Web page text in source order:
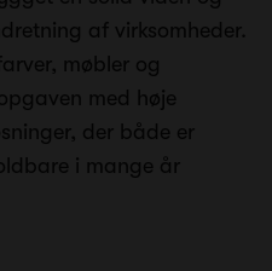
af virksomheder.
møbler og
med høje
der både er
i mange år